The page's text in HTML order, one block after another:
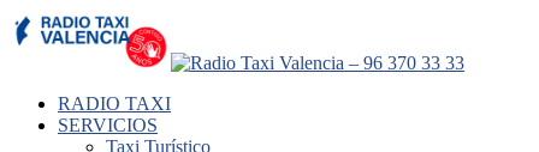
RADIO TAXI
SERVICIOS
Taxi Turístico